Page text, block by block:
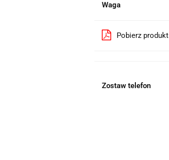
Waga
Pobierz
Zostaw telefon